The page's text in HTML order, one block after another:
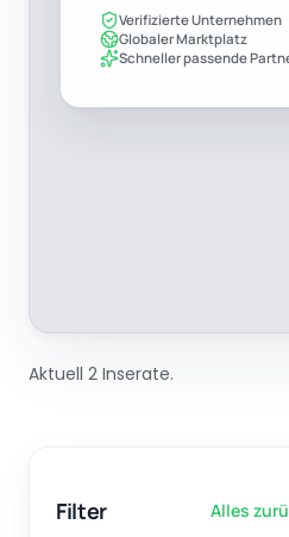
Verifizierte Unternehmen
Globaler Marktplatz
Schneller passende
Aktuell 2 Inserate.
Filter Alles